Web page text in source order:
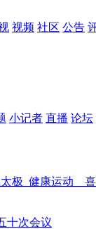
视频 社区 公告
小记者 直播 论坛
极 健康运动 喜
十次会议